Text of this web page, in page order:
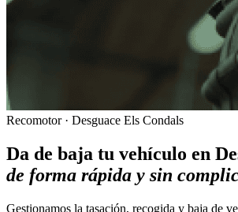
Recomotor · Desguace Els Condals
Da de baja tu vehículo en
de forma rápida y sin
Gestionamos la tasación, recogida y baja de